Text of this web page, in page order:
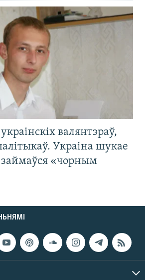
валянтэраў,
Украіна шукае
займаўся «чорным